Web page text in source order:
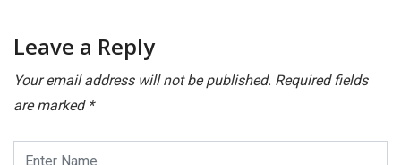
Leave a Reply
Your email address will not be published. Required fields
are marked *